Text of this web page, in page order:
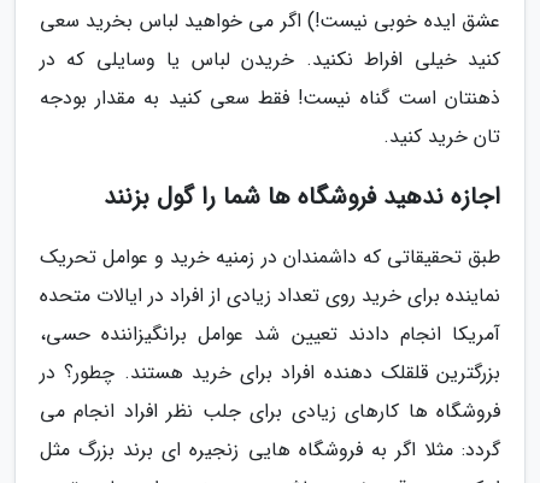
عشق ایده خوبی نیست!) اگر می خواهید لباس بخرید سعی
کنید خیلی افراط نکنید. خریدن لباس یا وسایلی که در
ذهنتان است گناه نیست! فقط سعی کنید به مقدار بودجه
تان خرید کنید.
اجازه ندهید فروشگاه ها شما را گول بزنند
طبق تحقیقاتی که داشمندان در زمنیه خرید و عوامل تحریک
نماینده برای خرید روی تعداد زیادی از افراد در ایالات متحده
آمریکا انجام دادند تعیین شد عوامل برانگیزاننده حسی،
بزرگترین قلقلک دهنده افراد برای خرید هستند. چطور؟ در
فروشگاه ها کارهای زیادی برای جلب نظر افراد انجام می
گردد: مثلا اگر به فروشگاه هایی زنجیره ای برند بزرگ مثل